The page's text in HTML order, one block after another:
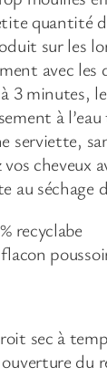
quantité
sur les
avec
à 3 minutes,
à
serviette,
vos
au séchage
recyclabe
sec à
du